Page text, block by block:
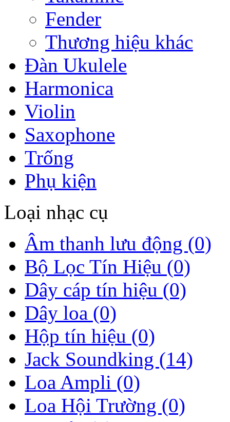
Fender
Thương hiệu khác
Đàn Ukulele
Harmonica
Violin
Saxophone
Trống
Phụ kiện
Loại nhạc cụ
Âm thanh lưu động (0)
Bộ Lọc Tín Hiệu (0)
Dây cáp tín hiệu (0)
Dây loa (0)
Hộp tín hiệu (0)
Jack Soundking (14)
Loa Ampli (0)
Loa Hội Trường (0)